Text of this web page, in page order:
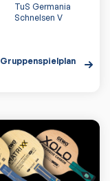
TuS Germania
Schnelsen V
Gruppenspielplan